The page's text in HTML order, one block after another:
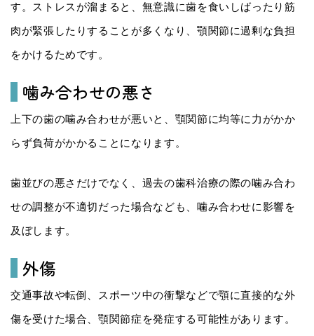
す。ストレスが溜まると、無意識に歯を食いしばったり筋
肉が緊張したりすることが多くなり、顎関節に過剰な負担
をかけるためです。
噛み合わせの悪さ
上下の歯の噛み合わせが悪いと、顎関節に均等に力がかか
らず負荷がかかることになります。
歯並びの悪さだけでなく、過去の歯科治療の際の噛み合わ
せの調整が不適切だった場合なども、噛み合わせに影響を
及ぼします。
外傷
交通事故や転倒、スポーツ中の衝撃などで顎に直接的な外
傷を受けた場合、顎関節症を発症する可能性があります。